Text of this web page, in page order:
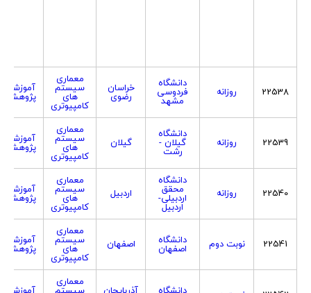
22538 روزانه
دانشگاه
فردوسی
مشهد
خراسان
رضوی
معماری
سیستم
های
کامپیوتری
آموزشی
پژوهشی
22539 روزانه
دانشگاه
گیلان -
رشت
گیلان
معماری
سیستم
های
کامپیوتری
آموزشی
پژوهشی
22540 روزانه
دانشگاه
محقق
اردبیلی-
اردبیل
اردبیل
معماری
سیستم
های
کامپیوتری
آموزشی
پژوهشی
22541 نوبت دوم دانشگاه
اصفهان اصفهان
معماری
سیستم
های
کامپیوتری
آموزشی
پژوهشی
معماری